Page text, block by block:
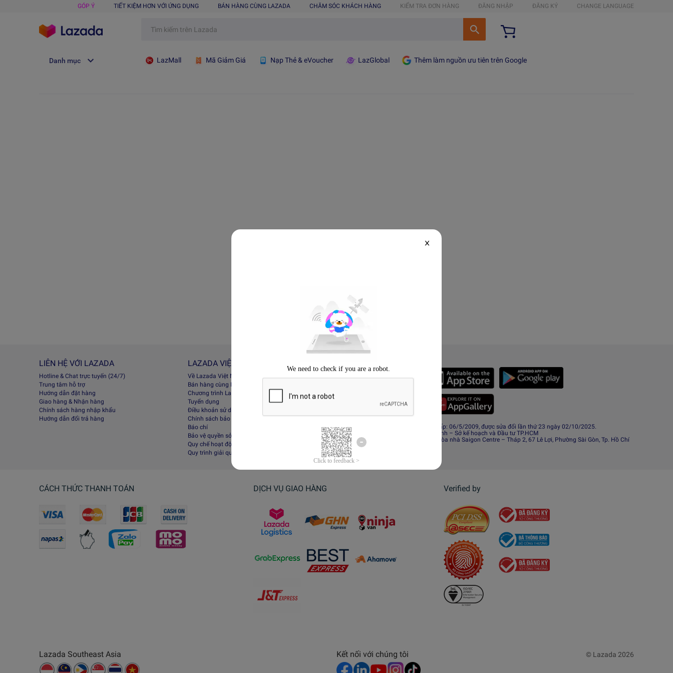
GÓP Ý TIẾT KIỆM HƠN VỚI ỨNG DỤNG BÁN HÀNG CÙNG LAZADA CHĂM SÓC KHÁCH HÀNG KIỂM TRA ĐƠN HÀNG ĐĂNG NHẬP ĐĂNG KÝ CHANGE LANGUAGE
Danh mục LazMall Mã Giảm Giá Nạp Thẻ & eVoucher LazGlobal Thêm làm nguồn ưu tiên trên Google
LIÊN HỆ VỚI LAZADA
Hotline & Chat trực tuyến (24/7)
Trung tâm hỗ trợ
Hướng dẫn đặt hàng
Giao hàng & Nhận hàng
Chính sách hàng nhập khẩu
Hướng dẫn đổi trả hàng
LAZADA VIỆT NAM
Về Lazada Việt Nam
Bán hàng cùng Lazada
Chương trình Lazada Afﬁliate
Tuyển dụng
Điều khoản sử dụng
Chính sách bảo mật
Báo chí
Bảo vệ quyền sở hữu trí tuệ
Quy chế hoạt động sàn Lazada
Quy trình giải quyết tranh chấp, khiếu nại
Always Better
Tải App Lazada
Giấy CNĐKDN: 0308808576 – Ngày cấp: 06/5/2009, được sửa đổi lần thứ 23 ngày 02/10/2025.
Cơ quan cấp: Phòng Đăng ký kinh doanh – Sở kế hoạch và Đầu tư TP.HCM
Địa chỉ đăng ký kinh doanh: Tầng 19, Tòa nhà Saigon Centre – Tháp 2, 67 Lê Lợi, Phường Sài Gòn, Tp. Hồ Chí
Minh, Việt Nam
CÁCH THỨC THANH TOÁN DỊCH VỤ GIAO HÀNG Verified by
Lazada Southeast Asia Kết nối với chúng tôi © Lazada 2026
X